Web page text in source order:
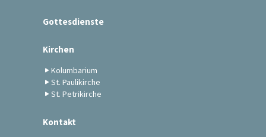
Gottesdienste
Kirchen
Kolumbarium
St. Paulikirche
St. Petrikirche
Kontakt